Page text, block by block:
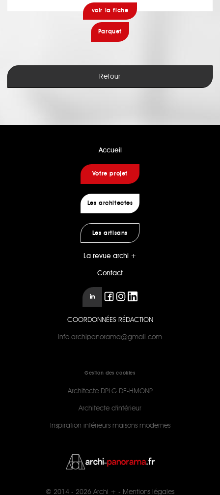
voir la fiche
Parquet
Retour
Accueil
Votre projet
Les architectes
Les artisans
La revue archi +
Contact
COORDONNÉES RÉDACTION
info.archipanorama@gmail.com
Gestion des cookies
Architecte DPLG DE-HMONP
Architecte d'intérieur
Inspiration intérieurs maisons modernes
© 2014 - 2026 Archi + - Mentions légales